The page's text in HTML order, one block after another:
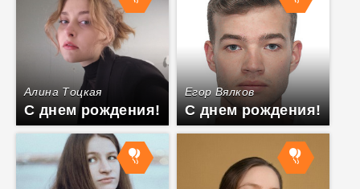
Алина Тоцкая
С днем рождения!
Егор Вялков
С днем рождения!